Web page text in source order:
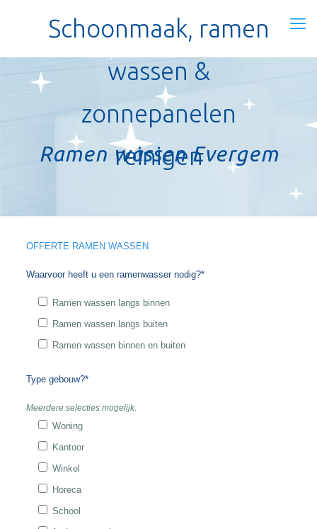
Schoonmaak, ramen
wassen &
zonnepanelen
reinigen
Ramen wassen Evergem
OFFERTE RAMEN WASSEN
Waarvoor heeft u een ramenwasser nodig?*
Ramen wassen langs binnen
Ramen wassen langs buiten
Ramen wassen binnen en buiten
Type gebouw?*
Meerdere selecties mogelijk.
Woning
Kantoor
Winkel
Horeca
School